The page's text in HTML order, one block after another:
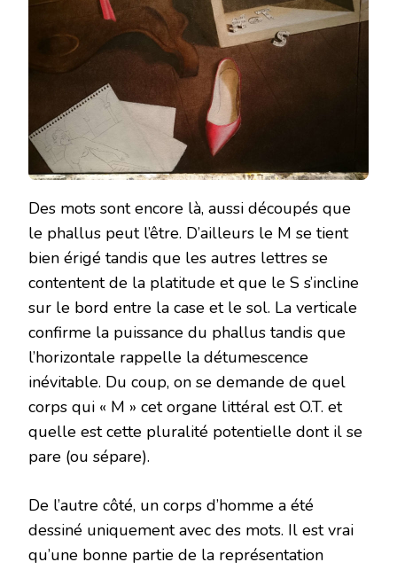
Des mots sont encore là, aussi découpés que
le phallus peut l’être. D’ailleurs le M se tient
bien érigé tandis que les autres lettres se
contentent de la platitude et que le S s’incline
sur le bord entre la case et le sol. La verticale
confirme la puissance du phallus tandis que
l’horizontale rappelle la détumescence
inévitable. Du coup, on se demande de quel
corps qui « M » cet organe littéral est O.T. et
quelle est cette pluralité potentielle dont il se
pare (ou sépare).
De l’autre côté, un corps d’homme a été
dessiné uniquement avec des mots. Il est vrai
qu’une bonne partie de la représentation